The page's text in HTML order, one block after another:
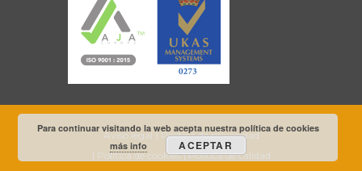
Aviso legal
Política de privacidad
Política de cookies
Política de calidad
Para continuar visitando la web acepta nuestra política de cookies
más info
ACEPTAR